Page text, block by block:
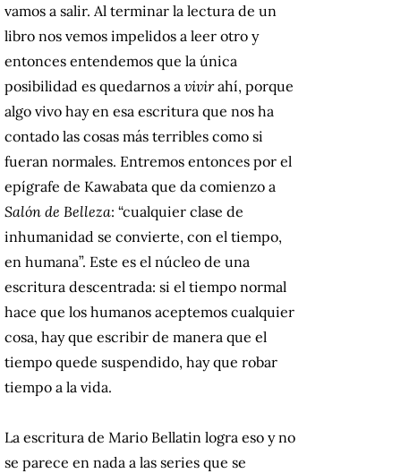
vamos a salir. Al terminar la lectura de un
libro nos vemos impelidos a leer otro y
entonces entendemos que la única
posibilidad es quedarnos a vivirahí, porque
algo vivo hay en esa escritura que nos ha
contado las cosas más terribles como si
fueran normales. Entremos entonces por el
epígrafe de Kawabata que da comienzo a
Salón de Belleza: “cualquier clase de
inhumanidad se convierte, con el tiempo,
en humana”. Este es el núcleo de una
escritura descentrada: si el tiempo normal
hace que los humanos aceptemos cualquier
cosa, hay que escribir de manera que el
tiempo quede suspendido, hay que robar
tiempo a la vida.
La escritura de Mario Bellatin logra eso y no
se parece en nada a las series que se